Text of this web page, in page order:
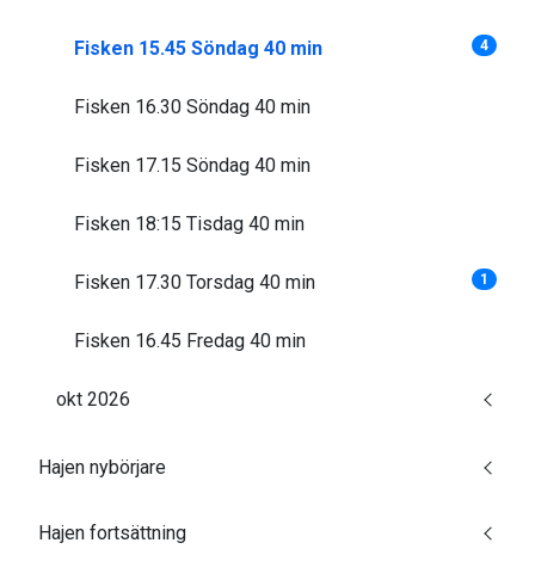
Fisken 15.45 Söndag 40 min 4
Fisken 16.30 Söndag 40 min
Fisken 17.15 Söndag 40 min
Fisken 18:15 Tisdag 40 min
Fisken 17.30 Torsdag 40 min 1
Fisken 16.45 Fredag 40 min
okt 2026
Hajen nybörjare
Hajen fortsättning